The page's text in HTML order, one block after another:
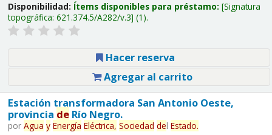
Disponibilidad: Ítems disponibles para préstamo: Signatura
topográfica: 621.374.5/A282/v.3 (1).
Hacer reserva
Agregar al carrito
Estación transformadora San Antonio Oeste,
provincia deRío Negro.
por Agua y Energía Eléctrica, Sociedad del Estado.